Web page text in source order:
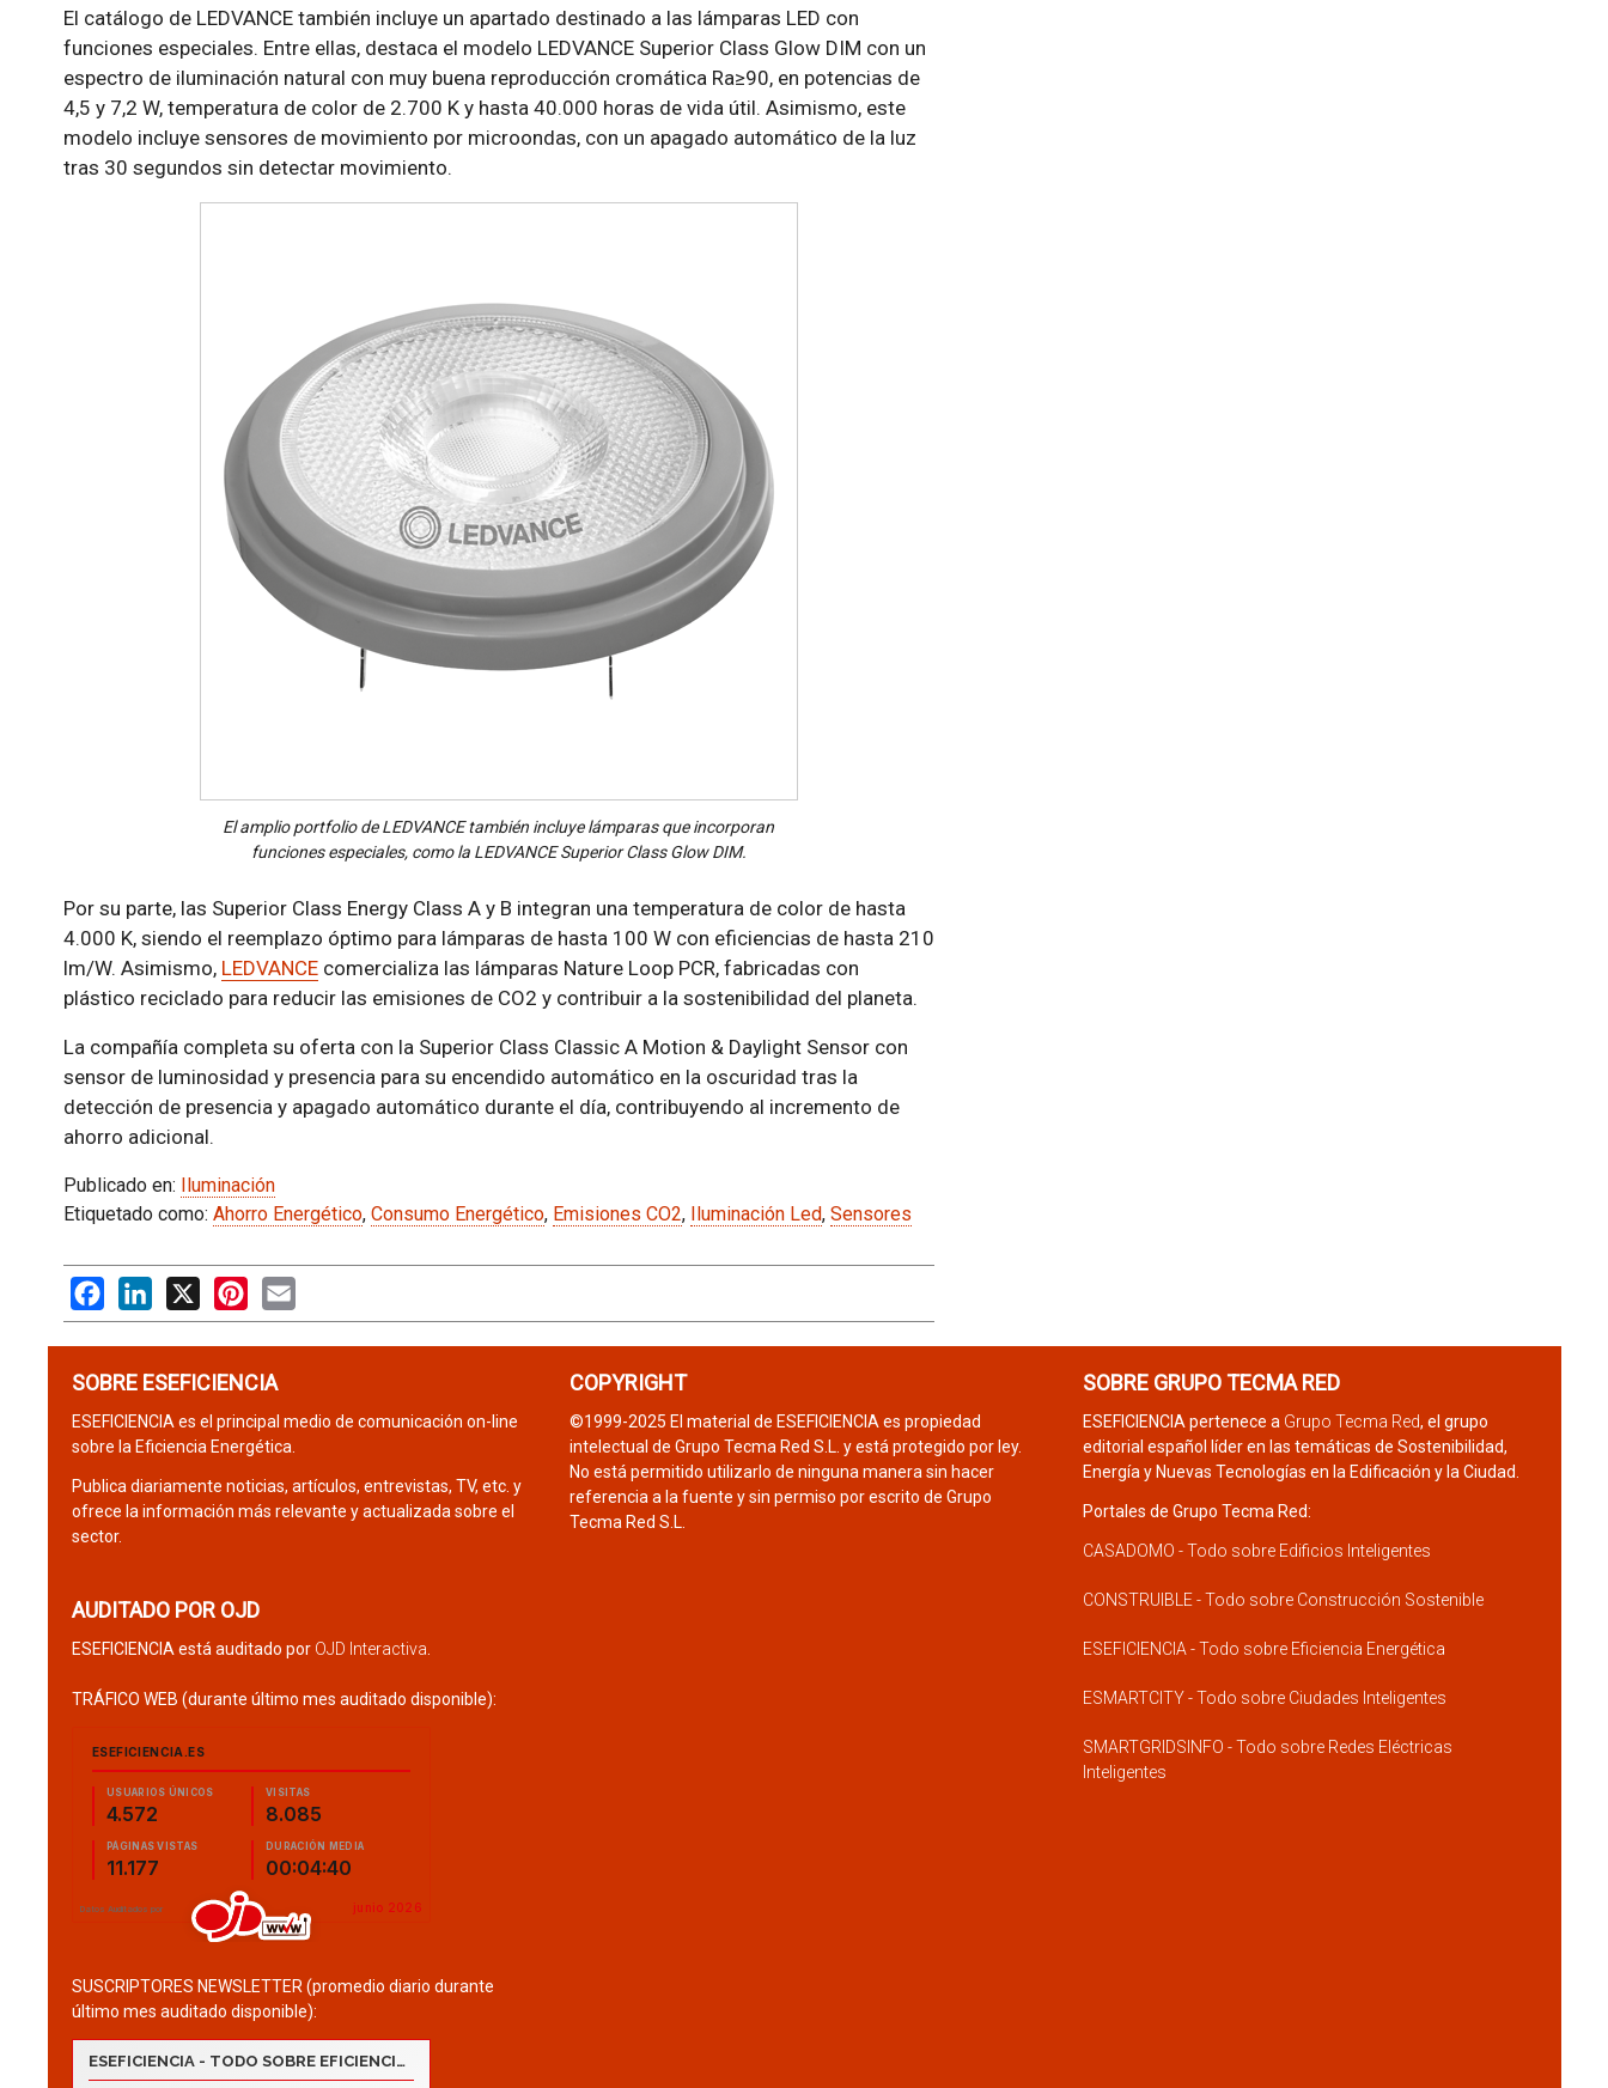
El catálogo de LEDVANCE también incluye un apartado destinado a las lámparas LED con
funciones especiales. Entre ellas, destaca el modelo LEDVANCE Superior Class Glow DIM con un
espectro de iluminación natural con muy buena reproducción cromática Ra≥90, en potencias de
4,5 y 7,2 W, temperatura de color de 2.700 K y hasta 40.000 horas de vida útil. Asimismo, este
modelo incluye sensores de movimiento por microondas, con un apagado automático de la luz
tras 30 segundos sin detectar movimiento.
El amplio portfolio de LEDVANCE también incluye lámparas que incorporan
funciones especiales, como la LEDVANCE Superior Class Glow DIM.
Por su parte, las Superior Class Energy Class A y B integran una temperatura de color de hasta
4.000 K, siendo el reemplazo óptimo para lámparas de hasta 100 W con eficiencias de hasta 210
lm/W. Asimismo, LEDVANCEcomercializa las lámparas Nature Loop PCR, fabricadas con
plástico reciclado para reducir las emisiones de CO2 y contribuir a la sostenibilidad del planeta.
La compañía completa su oferta con la Superior Class Classic A Motion & Daylight Sensor con
sensor de luminosidad y presencia para su encendido automático en la oscuridad tras la
detección de presencia y apagado automático durante el día, contribuyendo al incremento de
ahorro adicional.
Publicado en: Iluminación
Etiquetado como: Ahorro Energético, Consumo Energético, Emisiones CO2, Iluminación Led, Sensores
FacebookLinkedIn
X PinterestEmail
SOBRE ESEFICIENCIA
ESEFICIENCIA es el principal medio de comunicación on-line
sobre la Eficiencia Energética.
Publica diariamente noticias, artículos, entrevistas, TV, etc. y
ofrece la información más relevante y actualizada sobre el
sector.
AUDITADO POR OJD
ESEFICIENCIA está auditado por OJD Interactiva
TRÁFICO WEB (durante último mes auditado disponible):
SUSCRIPTORES NEWSLETTER (promedio diario durante
último mes auditado disponible):
COPYRIGHT
©1999-2025 El material de ESEFICIENCIA es propiedad
intelectual de Grupo Tecma Red S.L. y está protegido por ley.
No está permitido utilizarlo de ninguna manera sin hacer
referencia a la fuente y sin permiso por escrito de Grupo
Tecma Red S.L.
SOBRE GRUPO TECMA RED
ESEFICIENCIA pertenece a Grupo Tecma Red, el grupo
editorial español líder en las temáticas de Sostenibilidad,
Energía y Nuevas Tecnologías en la Edificación y la Ciudad.
Portales de Grupo Tecma Red:
CASADOMO - Todo sobre Edificios Inteligentes
CONSTRUIBLE - Todo sobre Construcción Sostenible
ESEFICIENCIA - Todo sobre Eficiencia Energética
ESMARTCITY - Todo sobre Ciudades Inteligentes
SMARTGRIDSINFO - Todo sobre Redes Eléctricas
Inteligentes